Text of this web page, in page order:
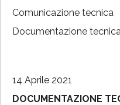
Comunicazione tecnica
Documentazione
14 Aprile 2021
DOCUMENTAZIONE